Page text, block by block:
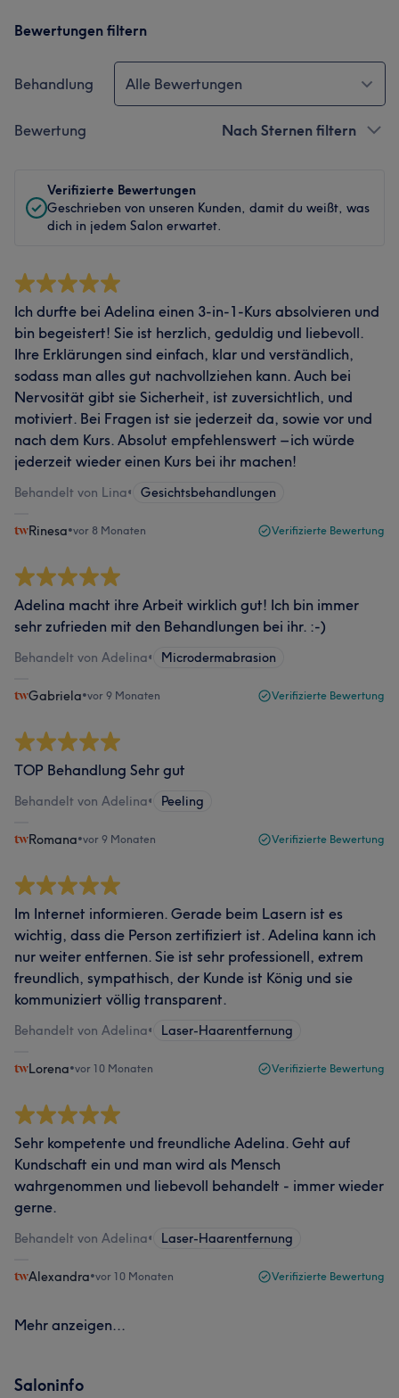
Bewertungen filtern
Behandlung Alle Bewertungen
Bewertung Nach Sternen filtern
Verifizierte Bewertungen
Geschrieben von unseren Kunden, damit du weißt, was
dich in jedem Salon erwartet.
Ich durfte bei Adelina einen 3-in-1-Kurs absolvieren und
bin begeistert! Sie ist herzlich, geduldig und liebevoll.
Ihre Erklärungen sind einfach, klar und verständlich,
sodass man alles gut nachvollziehen kann. Auch bei
Nervosität gibt sie Sicherheit, ist zuversichtlich, und
motiviert. Bei Fragen ist sie jederzeit da, sowie vor und
nach dem Kurs. Absolut empfehlenswert – ich würde
jederzeit wieder einen Kurs bei ihr machen!
Behandelt von Lina• Gesichtsbehandlungen
Rinesa•vor 8 Monaten Verifizierte Bewertung
Adelina macht ihre Arbeit wirklich gut! Ich bin immer
sehr zufrieden mit den Behandlungen bei ihr. :-)
Behandelt von Adelina• Microdermabrasion
Gabriela•vor 9 Monaten Verifizierte Bewertung
TOP Behandlung Sehr gut
Behandelt von Adelina• Peeling
Romana•vor 9 Monaten Verifizierte Bewertung
Im Internet informieren. Gerade beim Lasern ist es
wichtig, dass die Person zertifiziert ist. Adelina kann ich
nur weiter entfernen. Sie ist sehr professionell, extrem
freundlich, sympathisch, der Kunde ist König und sie
kommuniziert völlig transparent.
Behandelt von Adelina• Laser-Haarentfernung
Lorena•vor 10 Monaten Verifizierte Bewertung
Sehr kompetente und freundliche Adelina. Geht auf
Kundschaft ein und man wird als Mensch
wahrgenommen und liebevoll behandelt - immer wieder
gerne.
Behandelt von Adelina• Laser-Haarentfernung
Alexandra•vor 10 Monaten Verifizierte Bewertung
Mehr anzeigen...
Saloninfo